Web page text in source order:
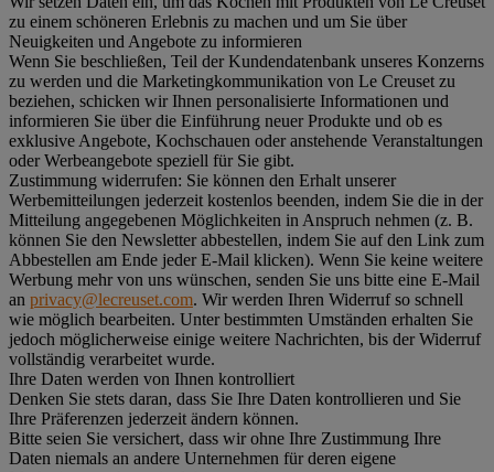
zu einem schöneren Erlebnis zu machen und um Sie über
Neuigkeiten und Angebote zu informieren
Wenn Sie beschließen, Teil der Kundendatenbank unseres Konzerns
zu werden und die Marketingkommunikation von Le Creuset zu
beziehen, schicken wir Ihnen personalisierte Informationen und
informieren Sie über die Einführung neuer Produkte und ob es
exklusive Angebote, Kochschauen oder anstehende Veranstaltungen
oder Werbeangebote speziell für Sie gibt.
Zustimmung widerrufen: Sie können den Erhalt unserer
Werbemitteilungen jederzeit kostenlos beenden, indem Sie die in der
Mitteilung angegebenen Möglichkeiten in Anspruch nehmen (z. B.
können Sie den Newsletter abbestellen, indem Sie auf den Link zum
Abbestellen am Ende jeder E-Mail klicken). Wenn Sie keine weitere
Werbung mehr von uns wünschen, senden Sie uns bitte eine E-Mail
an privacy@lecreuset.com. Wir werden Ihren Widerruf so schnell
wie möglich bearbeiten. Unter bestimmten Umständen erhalten Sie
jedoch möglicherweise einige weitere Nachrichten, bis der Widerruf
vollständig verarbeitet wurde.
Ihre Daten werden von Ihnen kontrolliert
Denken Sie stets daran, dass Sie Ihre Daten kontrollieren und Sie
Ihre Präferenzen jederzeit ändern können.
Bitte seien Sie versichert, dass wir ohne Ihre Zustimmung Ihre
Daten niemals an andere Unternehmen für deren eigene